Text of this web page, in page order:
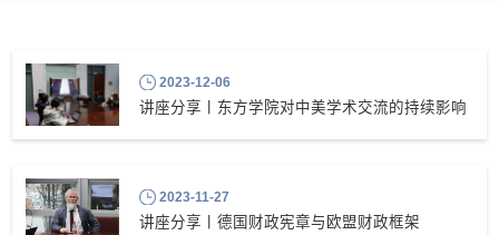
2023-12-06
讲座分享丨东方学院对中美学术交流的持续影响
2023-11-27
讲座分享丨德国财政宪章与欧盟财政框架